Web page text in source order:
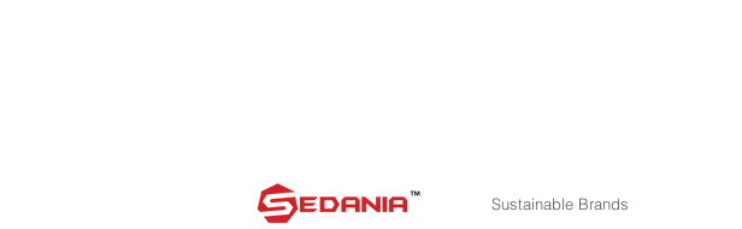
Sustainable Brands